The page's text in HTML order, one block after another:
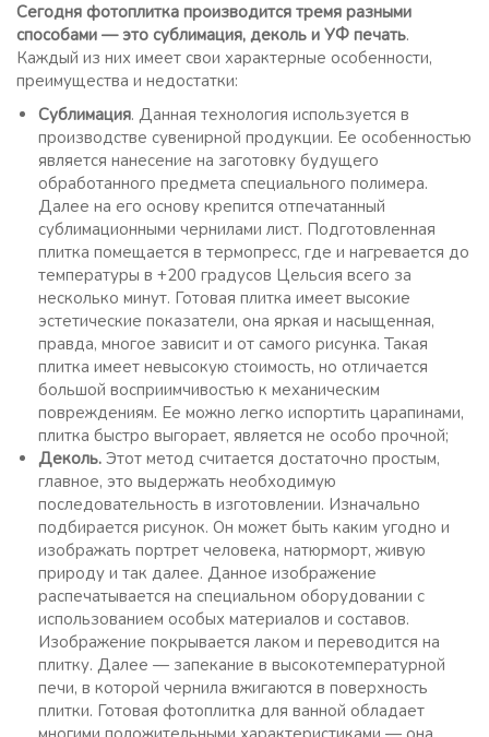
Сегодня фотоплитка производится тремя разными
способами — это сублимация, деколь и УФ печать.
Каждый из них имеет свои характерные особенности,
преимущества и недостатки:
Сублимация. Данная технология используется в
производстве сувенирной продукции. Ее особенностью
является нанесение на заготовку будущего
обработанного предмета специального полимера.
Далее на его основу крепится отпечатанный
сублимационными чернилами лист. Подготовленная
плитка помещается в термопресс, где и нагревается до
температуры в +200 градусов Цельсия всего за
несколько минут. Готовая плитка имеет высокие
эстетические показатели, она яркая и насыщенная,
правда, многое зависит и от самого рисунка. Такая
плитка имеет невысокую стоимость, но отличается
большой восприимчивостью к механическим
повреждениям. Ее можно легко испортить царапинами,
плитка быстро выгорает, является не особо прочной;
Деколь. Этот метод считается достаточно простым,
главное, это выдержать необходимую
последовательность в изготовлении. Изначально
подбирается рисунок. Он может быть каким угодно и
изображать портрет человека, натюрморт, живую
природу и так далее. Данное изображение
распечатывается на специальном оборудовании с
использованием особых материалов и составов.
Изображение покрывается лаком и переводится на
плитку. Далее — запекание в высокотемпературной
печи, в которой чернила вжигаются в поверхность
плитки. Готовая фотоплитка для ванной обладает